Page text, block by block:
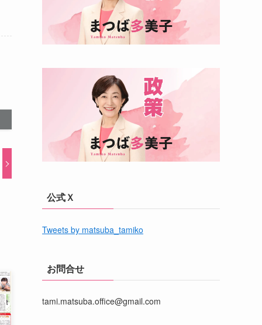
公式Ｘ
Tweets by matsuba_tamiko
お問合せ
tami.matsuba.office@gmail.com